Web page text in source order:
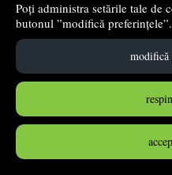
Poți administra setările tale de
butonul ”modifică preferințele”.
modifică
24
PRP:35,95